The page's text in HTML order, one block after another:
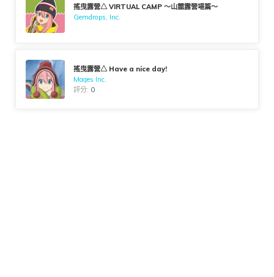
搖曳露營△ VIRTUAL CAMP ～山麓露營場篇～
Gemdrops, Inc.
搖曳露營△ Have a nice day!
Mages Inc.
評分: 0